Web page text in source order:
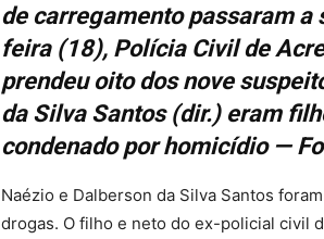
de carregamento passaram
feira (18), Polícia Civil de
prendeu oito dos nove
da Silva Santos (dir.) eram
condenado por homicídio —
Naézio e Dalberson da Silva Santos
drogas. O filho e neto do ex-policial civil